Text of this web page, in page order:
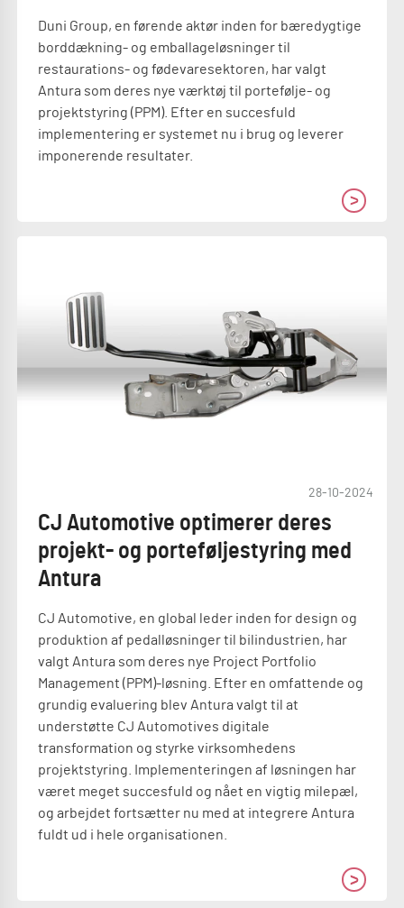
Duni Group, en førende aktør inden for bæredygtige
borddækning- og emballageløsninger til
restaurations- og fødevaresektoren, har valgt
Antura som deres nye værktøj til portefølje- og
projektstyring (PPM). Efter en succesfuld
implementering er systemet nu i brug og leverer
imponerende resultater.
28-10-2024
CJ Automotive optimerer deres
projekt- og porteføljestyring med
Antura
CJ Automotive, en global leder inden for design og
produktion af pedalløsninger til bilindustrien, har
valgt Antura som deres nye Project Portfolio
Management (PPM)-løsning. Efter en omfattende og
grundig evaluering blev Antura valgt til at
understøtte CJ Automotives digitale
transformation og styrke virksomhedens
projektstyring. Implementeringen af løsningen har
været meget succesfuld og nået en vigtig milepæl,
og arbejdet fortsætter nu med at integrere Antura
fuldt ud i hele organisationen.